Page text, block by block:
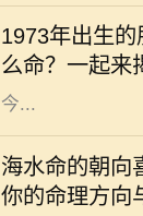
1973年出生
么命？一起来
出生的年份、五
1973年，这个年
点，更是成千上
今...
海水命的朝向
你的命理方向
在命理学中，海
的命格。它代表
特性，仿佛大海
象，适应环境。